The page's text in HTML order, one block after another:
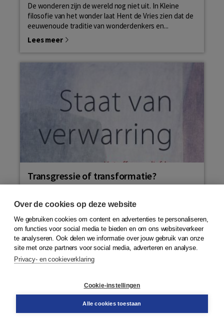
De wonderen zijn de wereld nog niet uit. In Kleine
filosofie van het wonder laat Hent de Vries zien dat de
eeuwenoude traditie van wonderdenkers en...
Lees meer
Transgressie of transformatie?
Toelichting van het b...
Ad Verbrugge stelt in Staat van verwarring de vraag
virtuele consumptiecultuur. Daarin is ‘seksuele...
Lees meer
Over de cookies op deze website
We gebruiken cookies om content en advertenties te personaliseren,
om functies voor social media te bieden en om ons websiteverkeer
te analyseren. Ook delen we informatie over jouw gebruik van onze
site met onze partners voor social media, adverteren en analyse.
Privacy- en cookieverklaring
Cookie-instellingen
Alle cookies toestaan